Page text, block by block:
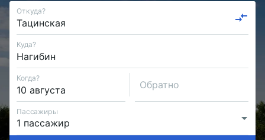
Откуда?
Куда?
Когда?
Обратно
Пассажиры